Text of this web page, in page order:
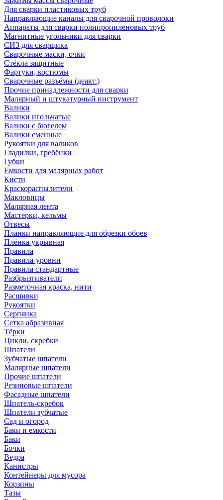
Для сварки пластиковых труб
Направляющие каналы для сварочной проволоки
Аппараты для сварки полипропиленовых труб
Магнитные угольники для сварки
СИЗ для сварщика
Сварочные маски, очки
Стёкла защитные
Фартуки, костюмы
Сварочные разъёмы (деакт.)
Прочие принадлежности для сварки
Малярный и штукатурный инструмент
Валики
Валики игольчатые
Валики с бюгелем
Валики сменные
Рукоятки для валиков
Гладилки, гребёнки
Губки
Емкости для малярных работ
Кисти
Краскораспылители
Макловицы
Малярная лента
Мастерки, кельмы
Отвесы
Планки направляющие для обрезки обоев
Плёнка укрывная
Правила
Правила-уровни
Правила стандартные
Разбрызгиватели
Разметочная краска, нити
Расшивки
Рукоятки
Серпянка
Сетка абразивная
Тёрки
Цикли, скребки
Шпатели
Зубчатые шпатели
Малярные шпатели
Прочие шпатели
Резиновые шпатели
Фасадные шпатели
Шпатель-скребок
Шпатели зубчатые
Сад и огород
Баки и емкости
Баки
Бочки
Ведра
Канистры
Контейнеры для мусора
Корзины
Тазы